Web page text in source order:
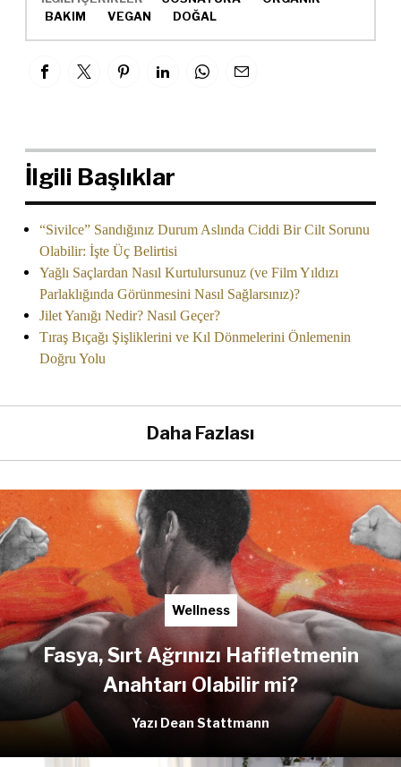
BAKIM
VEGAN DOĞAL
İlgili Başlıklar
“Sivilce” Sandığınız Durum Aslında Ciddi Bir Cilt Sorunu
Olabilir: İşte Üç Belirtisi
Yağlı Saçlardan Nasıl Kurtulursunuz (ve Film Yıldızı
Parlaklığında Görünmesini Nasıl Sağlarsınız)?
Jilet Yanığı Nedir? Nasıl Geçer?
Tıraş Bıçağı Şişliklerini ve Kıl Dönmelerini Önlemenin
Doğru Yolu
Daha Fazlası
Wellness
Fasya, Sırt Ağrınızı Hafifletmenin
Anahtarı Olabilir mi?
Yazı Dean Stattmann